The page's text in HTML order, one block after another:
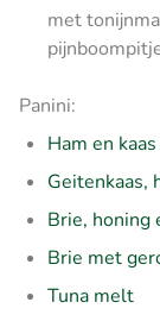
met
Panini:
Ham en kaas
Geitenkaas,
Brie, honing
Brie met
Tuna melt